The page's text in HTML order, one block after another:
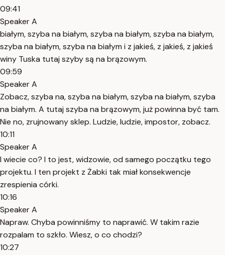
09:41
Speaker A
białym, szyba na białym, szyba na białym, szyba na białym,
szyba na białym, szyba na białym i z jakieś, z jakieś, z jakieś
winy Tuska tutaj szyby są na brązowym.
09:59
Speaker A
Zobacz, szyba na, szyba na białym, szyba na białym, szyba
na białym. A tutaj szyba na brązowym, już powinna być tam.
Nie no, zrujnowany sklep. Ludzie, ludzie, impostor, zobacz.
10:11
Speaker A
I wiecie co? I to jest, widzowie, od samego początku tego
projektu. I ten projekt z Żabki tak miał konsekwencje
zrespienia córki.
10:16
Speaker A
Napraw. Chyba powinniśmy to naprawić. W takim razie
rozpalam to szkło. Wiesz, o co chodzi?
10:27